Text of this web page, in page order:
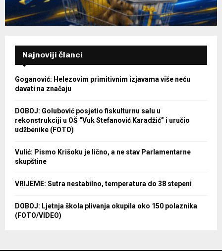
Najnoviji članci
Goganović: Helezovim primitivnim izjavama više neću
davati na značaju
DOBOJ: Golubović posjetio fiskulturnu salu u
rekonstrukciji u OŠ “Vuk Stefanović Karadžić” i uručio
udžbenike (FOTO)
Vulić: Pismo Krišoku je lično, a ne stav Parlamentarne
skupštine
VRIJEME: Sutra nestabilno, temperatura do 38 stepeni
DOBOJ: Ljetnja škola plivanja okupila oko 150 polaznika
(FOTO/VIDEO)